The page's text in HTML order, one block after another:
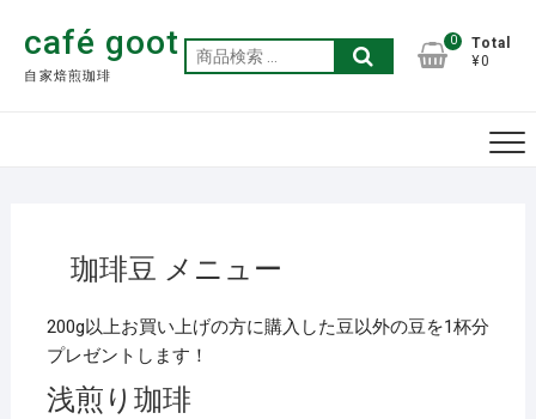
content
café goot
自家焙煎珈琲
索
0
Total
¥0
珈琲豆 メニュー
200g以上お買い上げの方に購入した豆以外の豆を1杯分
プレゼントします！
浅煎り珈琲